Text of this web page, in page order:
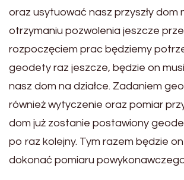
oraz usytuować nasz przyszły dom
otrzymaniu pozwolenia jeszcze
rozpoczęciem prac będziemy
geodety raz jeszcze, będzie on
nasz dom na działce. Zadaniem
również wytyczenie oraz pomiar
dom już zostanie postawiony
po raz kolejny. Tym razem będzie on
dokonać pomiaru